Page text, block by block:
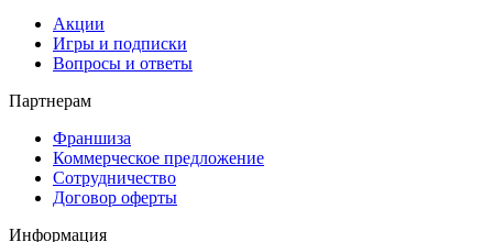
Акции
Игры и подписки
Вопросы и ответы
Партнерам
Франшиза
Коммерческое предложение
Сотрудничество
Договор оферты
Информация